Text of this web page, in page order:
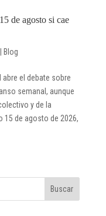
de agosto si cae
| Blog
el debate sobre
semanal, aunque
y de la
15 de agosto de 2026,
Buscar